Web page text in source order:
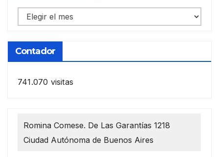
Notas
anteriores
Contador
741.070 visitas
Romina Comese. De Las Garantías 1218
Ciudad Autónoma de Buenos Aires